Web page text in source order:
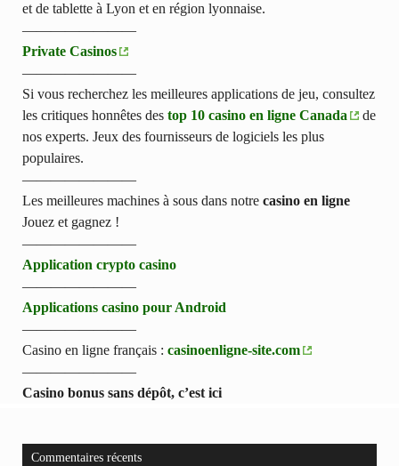
et de tablette à Lyon et en région lyonnaise.
————————
Private Casinos
————————
Si vous recherchez les meilleures applications de jeu, consultez
les critiques honnêtes des top 10 casino en ligne Canada
de
nos experts. Jeux des fournisseurs de logiciels les plus
populaires.
————————
Les meilleures machines à sous dans notre casino en ligne
Jouez et gagnez !
————————
Application crypto casino
————————
Applications casino pour Android
————————
Casino en ligne français : casinoenligne-site.com
————————
Casino bonus sans dépôt, c’est ici
Commentaires récents